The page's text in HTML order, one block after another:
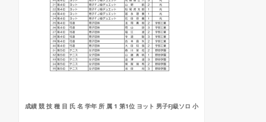
成績 競 技 種 目 氏 名 学年 所 属 1 第1位 ヨット 男子FJ級ソロ 小